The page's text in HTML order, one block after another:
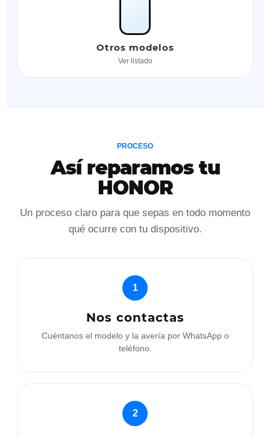
Otros modelos
Ver listado
PROCESO
Así reparamos tu
HONOR
Un proceso claro para que sepas en todo momento
qué ocurre con tu dispositivo.
1
Nos contactas
Cuéntanos el modelo y la avería por WhatsApp o
teléfono.
2